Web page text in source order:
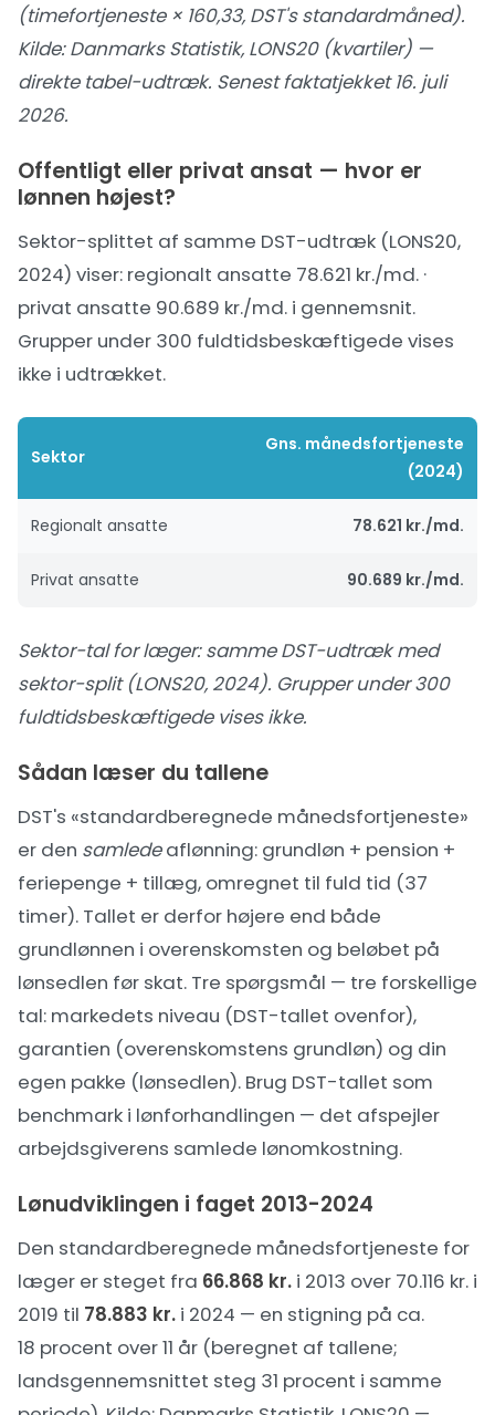
(timefortjeneste × 160,33, DST's standardmåned).
Kilde:Danmarks Statistik, LONS20 (kvartiler) —
direkte tabel-udtræk. Senest faktatjekket 16. juli
2026.
Offentligt eller privat ansat — hvor er
lønnen højest?
Sektor-splittet af samme DST-udtræk (LONS20,
2024) viser: regionalt ansatte 78.621 kr./md. ·
privat ansatte 90.689 kr./md. i gennemsnit.
Grupper under 300 fuldtidsbeskæftigede vises
ikke i udtrækket.
Sektor
Gns. månedsfortjeneste
(2024)
Regionalt ansatte 78.621 kr./md.
Privat ansatte 90.689 kr./md.
Sektor-tal for læger:samme DST-udtræk med
sektor-split (LONS20, 2024). Grupper under 300
fuldtidsbeskæftigede vises ikke.
Sådan læser du tallene
DST's «standardberegnede månedsfortjeneste»
er den samledeaflønning: grundløn + pension +
feriepenge + tillæg, omregnet til fuld tid (37
timer). Tallet er derfor højere end både
grundlønnen i overenskomsten og beløbet på
lønsedlen før skat. Tre spørgsmål — tre forskellige
tal: markedets niveau (DST-tallet ovenfor),
garantien (overenskomstens grundløn) og din
egen pakke (lønsedlen). Brug DST-tallet som
benchmark i lønforhandlingen — det afspejler
arbejdsgiverens samlede lønomkostning.
Lønudviklingen i faget 2013-2024
Den standardberegnede månedsfortjeneste for
læger er steget fra 66.868 kr. i 2013 over 70.116 kr. i
2019 til 78.883 kr. i 2024 — en stigning på ca.
18 procent over 11 år (beregnet af tallene;
landsgennemsnittet steg 31 procent i samme